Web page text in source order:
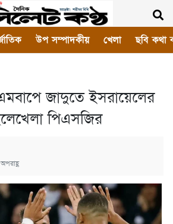
উপ সম্পাদকীয় খেলা ছবি কথা
জাদুতে ইসরায়েলের
পিএসজির